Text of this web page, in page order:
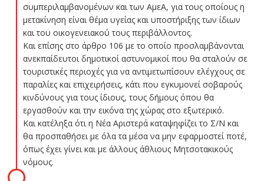
συμπεριλαμβανομένων και των ΑμεΑ, για τους οποίους η
μετακίνηση είναι θέμα υγείας και υποστήριξης των ίδιων
και του οικογενειακού τους περιβάλλοντος.
Και επίσης στο άρθρο 106 με το οποίο προσλαμβάνονται
ανεκπαίδευτοι δημοτικοί αστυνομικοί που θα σταλούν σε
τουριστικές περιοχές για να αντιμετωπίσουν ελέγχους σε
παραλίες και επιχειρήσεις, κάτι που εγκυμονεί σοβαρούς
κινδύνους για τους ίδιους, τους δήμους όπου θα
εργασθούν και την εικόνα της χώρας στο εξωτερικό.
Και κατέληξα ότι η Νέα Αριστερά καταψηφίζει το Σ/Ν και
θα προσπαθήσει με όλα τα μέσα να μην εφαρμοστεί ποτέ,
όπως έχει γίνει και με άλλους άθλιους Μητσοτακικούς
νόμους.